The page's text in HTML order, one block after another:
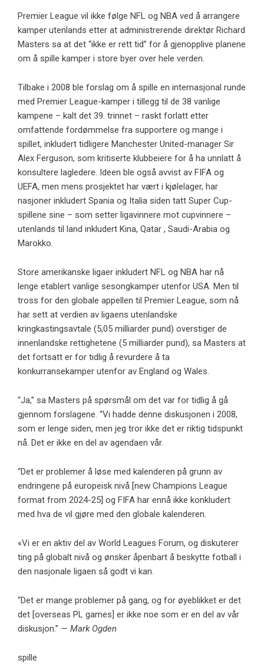
Premier League vil ikke følge NFL og NBA ved å arrangere
kamper utenlands etter at administrerende direktør Richard
Masters sa at det “ikke er rett tid” for å gjenopplive planene
om å spille kamper i store byer over hele verden.
Tilbake i 2008 ble forslag om å spille en internasjonal runde
med Premier League-kamper i tillegg til de 38 vanlige
kampene – kalt det 39. trinnet – raskt forlatt etter
omfattende fordømmelse fra supportere og mange i
spillet, inkludert tidligere Manchester United-manager Sir
Alex Ferguson, som kritiserte klubbeiere for å ha unnlatt å
konsultere lagledere. Ideen ble også avvist av FIFA og
UEFA, men mens prosjektet har vært i kjølelager, har
nasjoner inkludert Spania og Italia siden tatt Super Cup-
spillene sine – som setter ligavinnere mot cupvinnere –
utenlands til land inkludert Kina, Qatar , Saudi-Arabia og
Marokko.
Store amerikanske ligaer inkludert NFL og NBA har nå
lenge etablert vanlige sesongkamper utenfor USA. Men til
tross for den globale appellen til Premier League, som nå
har sett at verdien av ligaens utenlandske
kringkastingsavtale (5,05 milliarder pund) overstiger de
innenlandske rettighetene (5 milliarder pund), sa Masters at
det fortsatt er for tidlig å revurdere å ta
konkurransekamper utenfor av England og Wales.
“Ja,” sa Masters på spørsmål om det var for tidlig å gå
gjennom forslagene. “Vi hadde denne diskusjonen i 2008,
som er lenge siden, men jeg tror ikke det er riktig tidspunkt
nå. Det er ikke en del av agendaen vår.
“Det er problemer å løse med kalenderen på grunn av
endringene på europeisk nivå [new Champions League
format from 2024-25] og FIFA har ennå ikke konkludert
med hva de vil gjøre med den globale kalenderen.
«Vi er en aktiv del av World Leagues Forum, og diskuterer
ting på globalt nivå og ønsker åpenbart å beskytte fotball i
den nasjonale ligaen så godt vi kan.
“Det er mange problemer på gang, og for øyeblikket er det
det [overseas PL games] er ikke noe som er en del av vår
diskusjon.” — Mark Ogden
spille